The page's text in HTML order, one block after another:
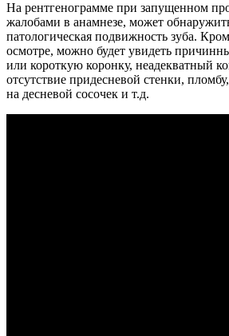
На рентгенограмме при запущенном
жалобами в анамнезе, может
патологическая подвижность зуба.
осмотре, можно будет увидеть
или короткую коронку, неадекватный
отсутствие придесневой стенки,
на десневой сосочек и т.д.